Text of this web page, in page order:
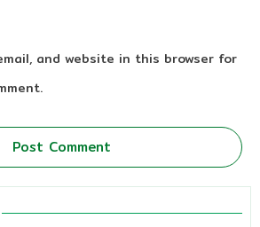
and website in this browser for
Post Comment